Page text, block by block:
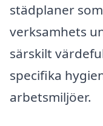
städplaner
verksamhets
särskilt
specifika
arbetsmiljöer.